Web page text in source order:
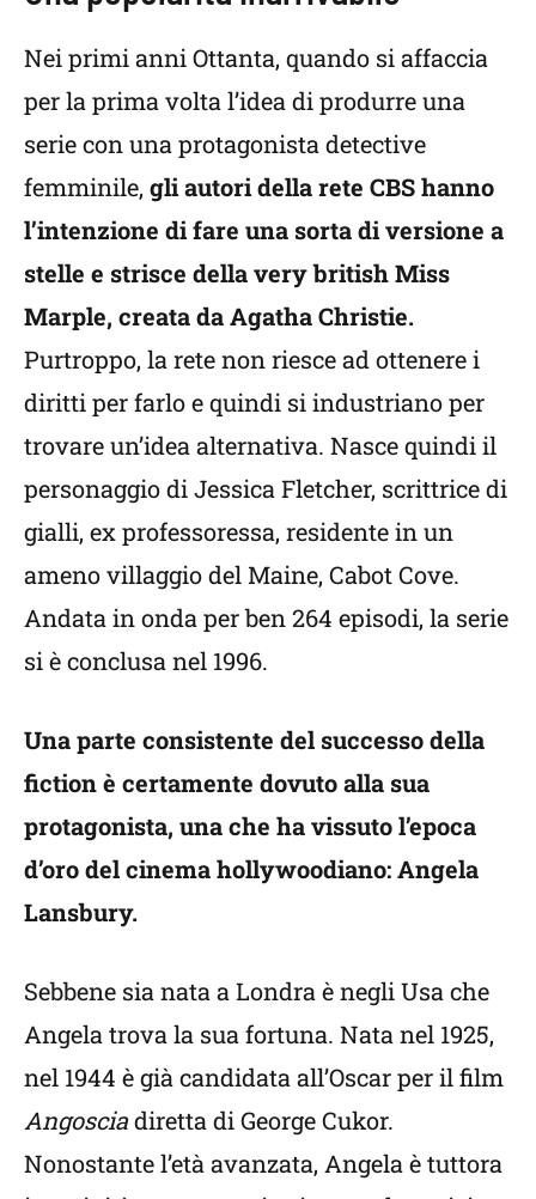
Nei primi anni Ottanta, quando si affaccia
per la prima volta l’idea di produrre una
serie con una protagonista detective
femminile, gli autori della rete CBS hanno
l’intenzione di fare una sorta di versione a
stelle e strisce della very british Miss
Marple, creata da Agatha Christie.
Purtroppo, la rete non riesce ad ottenere i
diritti per farlo e quindi si industriano per
trovare un’idea alternativa. Nasce quindi il
personaggio di Jessica Fletcher, scrittrice di
gialli, ex professoressa, residente in un
ameno villaggio del Maine, Cabot Cove.
Andata in onda per ben 264 episodi, la serie
si è conclusa nel 1996.
Una parte consistente del successo della
fiction è certamente dovuto alla sua
protagonista, una che ha vissuto l’epoca
d’oro del cinema hollywoodiano: Angela
Lansbury.
Sebbene sia nata a Londra è negli Usa che
Angela trova la sua fortuna. Nata nel 1925,
nel 1944 è già candidata all’Oscar per il film
Angosciadiretta di George Cukor.
Nonostante l’età avanzata, Angela è tuttora